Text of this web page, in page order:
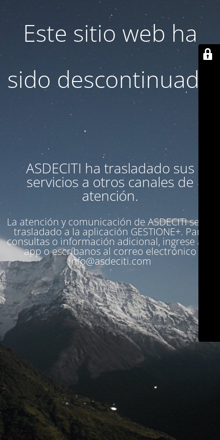
Este sitio web ha
sido descontinuado
ASDECITI ha trasladado sus
servicios a otros canales de
atención.
La atención y comunicación de ASDECITI se ha
trasladado a la aplicación GESTIONE+. Para
consultas o información adicional, ingrese a la
app o escríbanos al correo electrónico
info@asdeciti.com